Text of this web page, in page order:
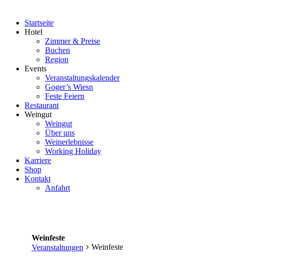
Startseite
Hotel
Zimmer & Preise
Buchen
Region
Events
Veranstaltungskalender
Goger’s Wiesn
Feste Feiern
Restaurant
Weingut
Weingut
Über uns
Weinerlebnisse
Working Holiday
Karriere
Shop
Kontakt
Anfahrt
Weinfeste
Veranstaltungen
Weinfeste